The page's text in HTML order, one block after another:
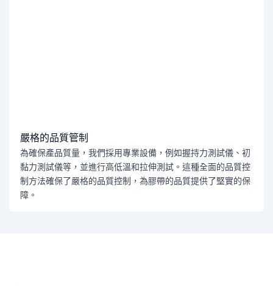
嚴格的品質管制
為確保產品質量，我們採用專業設備，例如握持力測試儀、初
黏力測試儀等，並進行高低溫和拉伸測試。這種全面的品質控
制方法確保了嚴格的品質控制，為膠帶的品質提供了堅實的保
障。